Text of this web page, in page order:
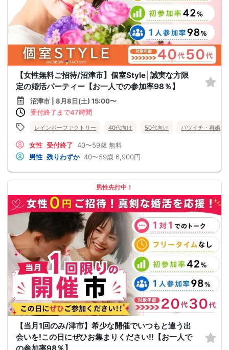
【女性無料ご招待/沼津市】個室Style│誠実な方限
定の婚活パーティー【お一人での参加率98％】
沼津市 | 8月8日(土) 15:00〜
受付終了まで47時間
レインボーファクトリー 40代向け 50代向け バツイチ・再婚
女性 受付終了 40〜59歳 無料
男性 残りわずか 40〜59歳 6,900円
男性先行中！
【当月1回のみ/津市】希少な開催でいつもと違う出
会いを!この日にぜひお集まりください!!【お一人で